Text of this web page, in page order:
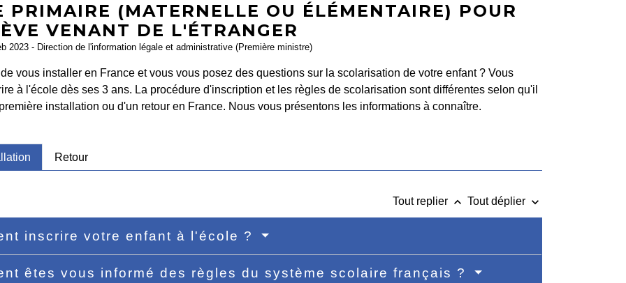
PRIMAIRE (MATERNELLE OU ÉLÉMENTAIRE) POUR
VENANT DE L'ÉTRANGER
2023 - Direction de l'information légale et administrative (Première ministre)
vous installer en France et vous vous posez des questions sur la scolarisation de votre enfant ? Vous
à l'école dès ses 3 ans. La procédure d'inscription et les règles de scolarisation sont différentes selon qu'il
installation ou d'un retour en France. Nous vous présentons les informations à connaître.
Retour
Tout replier keyboard_arrow_up Tout déplier keyboard_arrow_down
inscrire votre enfant à l'école ?
êtes vous informé des règles du système scolaire français ?